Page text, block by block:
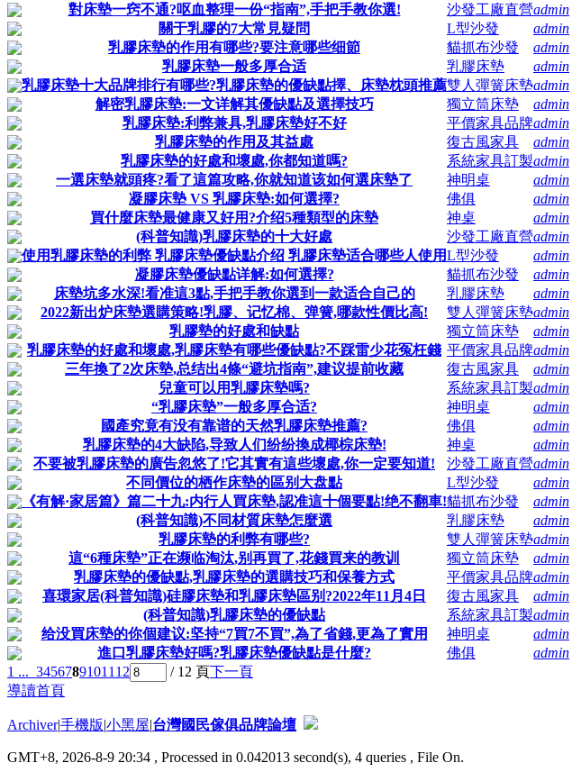
對床墊一窍不通?呕血整理一份“指南”,手把手教你選!
沙發工廠直營admin
關于乳膠的7大常見疑問
L型沙發 admin
乳膠床墊的作用有哪些?要注意哪些细節
貓抓布沙發 admin
乳膠床墊一般多厚合适
乳膠床墊 admin
乳膠床墊十大品牌排行有哪些?乳膠床墊的優缺點擇、床墊枕頭推薦雙人彈簧床墊admin
解密乳膠床墊:一文详解其優缺點及選擇技巧
獨立筒床墊 admin
乳膠床墊:利弊兼具,乳膠床墊好不好
平價家具品牌admin
乳膠床墊的作用及其益處
復古風家具 admin
乳膠床墊的好處和壞處,你都知道嗎?
系統家具訂製admin
一選床墊就頭疼?看了這篇攻略,你就知道该如何選床墊了
神明桌 admin
凝膠床墊 VS 乳膠床墊:如何選擇?
佛俱 admin
買什麼床墊最健康又好用?介绍5種類型的床墊
神桌 admin
(科普知識)乳膠床墊的十大好處
沙發工廠直營admin
使用乳膠床墊的利弊 乳膠床墊優缺點介绍 乳膠床墊适合哪些人使用L型沙發 admin
凝膠床墊優缺點详解:如何選擇?
貓抓布沙發 admin
床墊坑多水深!看准這3點,手把手教你選到一款适合自己的
乳膠床墊 admin
2022新出炉床墊選購策略!乳膠、记忆棉、弹簧,哪款性價比高!
雙人彈簧床墊admin
乳膠墊的好處和缺點
獨立筒床墊 admin
乳膠床墊的好處和壞處,乳膠床墊有哪些優缺點?不踩雷少花冤枉錢 平價家具品牌admin
三年換了2次床墊,总结出4條“避坑指南”,建议提前收藏
復古風家具 admin
兒童可以用乳膠床墊嗎?
系統家具訂製admin
“乳膠床墊”一般多厚合适?
神明桌 admin
國產究竟有没有靠谱的天然乳膠床墊推薦?
佛俱 admin
乳膠床墊的4大缺陷,导致人们纷纷換成椰棕床墊!
神桌 admin
不要被乳膠床墊的廣告忽悠了!它其實有這些壞處,你一定要知道!
沙發工廠直營admin
不同價位的栖作床墊的區别大盘點
L型沙發 admin
《有解·家居篇》篇二十九:内行人買床墊,認准這十個要點!绝不翻車!貓抓布沙發 admin
(科普知識)不同材質床墊怎麼選
乳膠床墊 admin
乳膠床墊的利弊有哪些?
雙人彈簧床墊admin
這“6種床墊”正在濒临淘汰,别再買了,花錢買来的教训
獨立筒床墊 admin
乳膠床墊的優缺點,乳膠床墊的選購技巧和保養方式
平價家具品牌admin
喜環家居(科普知識)硅膠床墊和乳膠床墊區别?2022年11月4日
復古風家具 admin
(科普知識)乳膠床墊的優缺點
系統家具訂製admin
给没買床墊的你個建议:坚持“7買7不買”,為了省錢,更為了實用
神明桌 admin
進口乳膠床墊好嗎?乳膠床墊優缺點是什麼?
佛俱 admin
1 ... 34567891011 12 / 12 頁下一頁
導讀首頁
Archiver|手機版|小黑屋|台灣國民傢俱品牌論壇
GMT+8, 2026-8-9 20:34 , Processed in 0.042013 second(s), 4 queries , File On.